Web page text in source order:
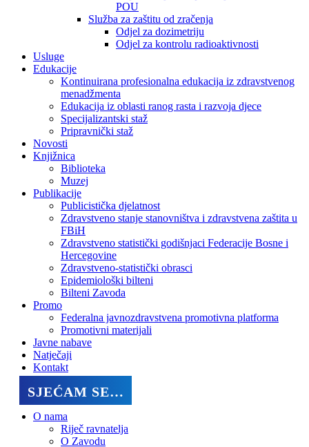
POU
Služba za zaštitu od zračenja
Odjel za dozimetriju
Odjel za kontrolu radioaktivnosti
Usluge
Edukacije
Kontinuirana profesionalna edukacija iz zdravstvenog
menadžmenta
Edukacija iz oblasti ranog rasta i razvoja djece
Specijalizantski staž
Pripravnički staž
Novosti
Knjižnica
Biblioteka
Muzej
Publikacije
Publicistička djelatnost
Zdravstveno stanje stanovništva i zdravstvena zaštita u
FBiH
Zdravstveno statistički godišnjaci Federacije Bosne i
Hercegovine
Zdravstveno-statistički obrasci
Epidemiološki bilteni
Bilteni Zavoda
Promo
Federalna javnozdravstvena promotivna platforma
Promotivni materijali
Javne nabave
Natječaji
Kontakt
SJEĆAM SE…
O nama
Riječ ravnatelja
O Zavodu